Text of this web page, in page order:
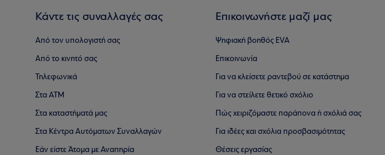
Κάντε τις συναλλαγές σας
Από τον υπολογιστή σας
Από το κινητό σας
Τηλεφωνικά
Στα ΑΤΜ
Στα καταστήματά μας
Στα Κέντρα Αυτόματων Συναλλαγών
Εάν είστε Άτομα με Αναπηρία
Επικοινωνήστε μαζί μας
Ψηφιακή βοηθός EVA
Επικοινωνία
Για να κλείσετε ραντεβού σε κατάστημα
Για να στείλετε θετικό σχόλιο
Πώς χειριζόμαστε παράπονα ή σχόλιά σας
Για ιδέες και σχόλια προσβασιμότητας
Θέσεις εργασίας